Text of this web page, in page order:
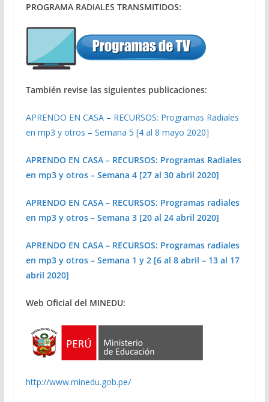
PROGRAMA RADIALES TRANSMITIDOS:
También revise las siguientes publicaciones:
APRENDO EN CASA – RECURSOS: Programas Radiales
en mp3 y otros – Semana 5 [4 al 8 mayo 2020]
APRENDO EN CASA – RECURSOS: Programas Radiales
en mp3 y otros – Semana 4 [27 al 30 abril 2020]
APRENDO EN CASA – RECURSOS: Programas radiales
en mp3 y otros – Semana 3 [20 al 24 abril 2020]
APRENDO EN CASA – RECURSOS: Programas radiales
en mp3 y otros – Semana 1 y 2 [6 al 8 abril – 13 al 17
abril 2020]
Web Oficial del MINEDU:
http://www.minedu.gob.pe/